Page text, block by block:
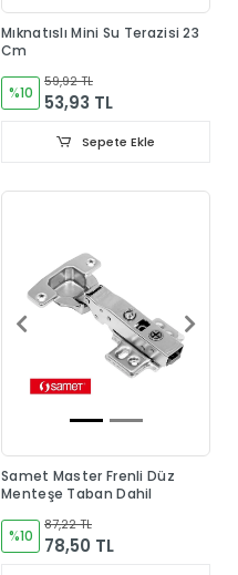
Mıknatıslı Mini Su Terazisi 23
Cm
%10
59,92 TL
53,93 TL
Sepete Ekle
Samet Master Frenli Düz
Menteşe Taban Dahil
%10
87,22 TL
78,50 TL